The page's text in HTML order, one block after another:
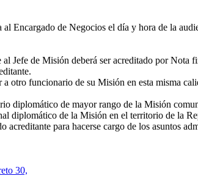
Encargado de Negocios el día y hora de la
Jefe de Misión deberá ser acreditado por Nota
otro funcionario de su Misión en esta misma
de mayor rango de la Misión
diplomático de la Misión en el territorio de la
para hacerse cargo de los asuntos
30,